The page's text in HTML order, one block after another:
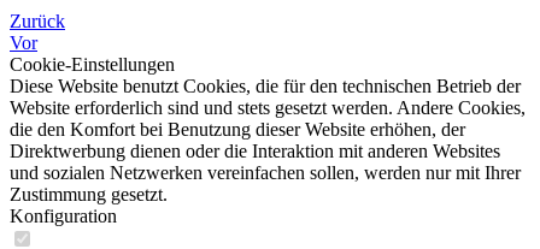
Zurück
Vor
Cookie-Einstellungen
Diese Website benutzt Cookies, die für den technischen Betrieb der
Website erforderlich sind und stets gesetzt werden. Andere Cookies,
die den Komfort bei Benutzung dieser Website erhöhen, der
Direktwerbung dienen oder die Interaktion mit anderen Websites
und sozialen Netzwerken vereinfachen sollen, werden nur mit Ihrer
Zustimmung gesetzt.
Konfiguration